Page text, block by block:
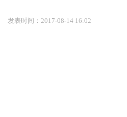
发表时间：2017-08-14 16:02